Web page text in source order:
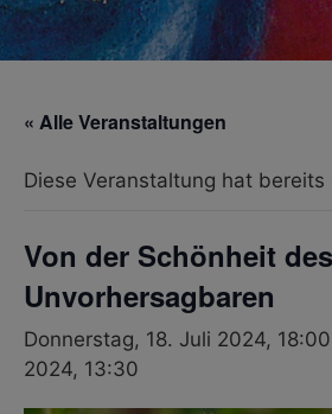
« Alle Veranstaltungen
Diese Veranstaltung hat
Von der Schönheit des
Unvorhersagbaren
Donnerstag, 18. Juli 2024, 18:00
2024, 13:30